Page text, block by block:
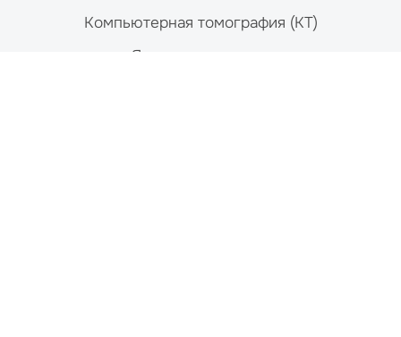
Компьютерная томография (КТ)
Ядерная медицина